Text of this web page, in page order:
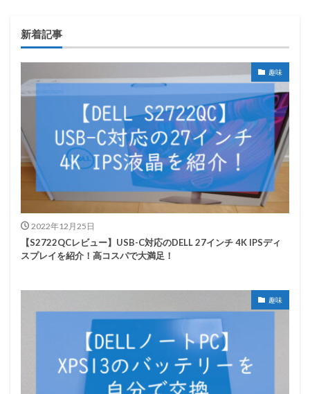
新着記事
趣味
2022年12月25日
【S2722QCレビュー】USB-C対応のDELL 27インチ 4K IPSディ
スプレイを紹介！高コスパで大満足！
趣味